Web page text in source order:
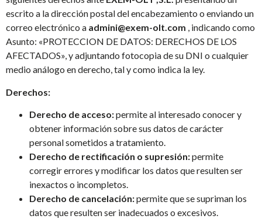
escrito a la dirección postal del encabezamiento o enviando un
correo electrónico a admini@exem-olt.com , indicando como
Asunto: «PROTECCION DE DATOS: DERECHOS DE LOS
AFECTADOS», y adjuntando fotocopia de su DNI o cualquier
medio análogo en derecho, tal y como indica la ley.
Derechos:
Derecho de acceso:permite al interesado conocer y
obtener información sobre sus datos de carácter
personal sometidos a tratamiento.
Derecho de rectificación o supresión:permite
corregir errores y modificar los datos que resulten ser
inexactos o incompletos.
Derecho de cancelación:permite que se supriman los
datos que resulten ser inadecuados o excesivos.